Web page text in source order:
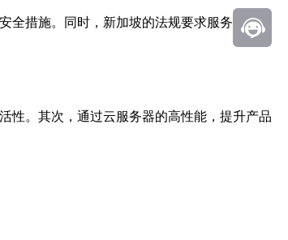
措施。同时，新加坡的法规要求服务提供商
性。其次，通过云服务器的高性能，提升产品